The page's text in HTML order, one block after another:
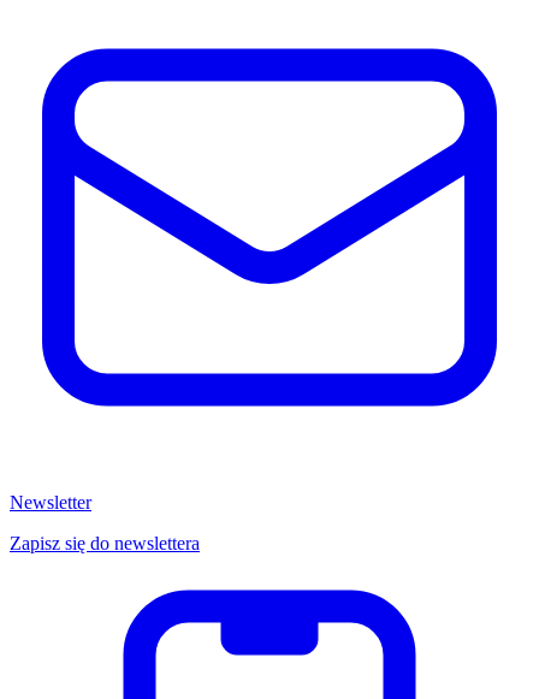
Newsletter
Zapisz się do newslettera